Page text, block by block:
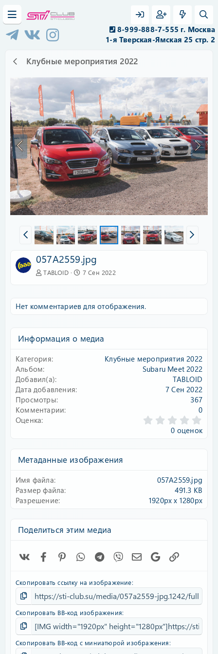
8-999-888-7-555 г. Москва
1-я Тверская-Ямская 25 стр. 2
Клубные мероприятия 2022
057A2559.jpg
TABLOID 7 Сен 2022
Нет комментариев для отображения.
Информация о медиа
Категория
Клубные мероприятия 2022
Альбом
Subaru Meet 2022
Добавил(а)
TABLOID
Дата добавления
7 Сен 2022
Просмотры
367
Комментарии
0
Оценка
.
0 оценок
Метаданные изображения
Имя файла
057A2559.jpg
Размер файла
491.3 KB
Разрешение
1920px x 1280px
Поделиться этим медиа
FacebookPinterestWhatsAppTelegram
Viber Электронная почта
Google
Скопировать ссылку на изображение
Скопировать BB-код изображения
Скопировать BB-код с миниатюрой изображения